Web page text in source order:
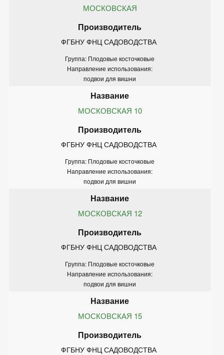
МОСКОВСКАЯ
ФГБНУ ФНЦ САДОВОДСТВА
Группа: Плодовые косточковые
Направление использования:
подвои для вишни
МОСКОВСКАЯ 10
ФГБНУ ФНЦ САДОВОДСТВА
Группа: Плодовые косточковые
Направление использования:
подвои для вишни
МОСКОВСКАЯ 12
ФГБНУ ФНЦ САДОВОДСТВА
Группа: Плодовые косточковые
Направление использования:
подвои для вишни
МОСКОВСКАЯ 15
ФГБНУ ФНЦ САДОВОДСТВА